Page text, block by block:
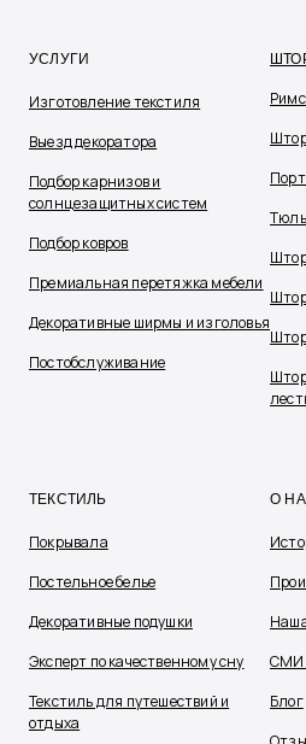
УСЛУГИ
Изготовление текстиля
Выезд декоратора
Подбор карнизов и
солнцезащитных систем
Подбор ковров
Премиальная перетяжка мебели
Декоративные ширмы и изголовья
Постобслуживание
Тюль
ТЕКСТИЛЬ
Покрывала
Постельное белье
Декоративные подушки
Эксперт по качественному сну
Текстиль для путешествий и
отдыха
О
СМИ
Блог